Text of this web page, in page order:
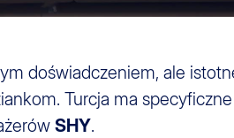
doświadczeniem, ale
Turcja ma
SHY.